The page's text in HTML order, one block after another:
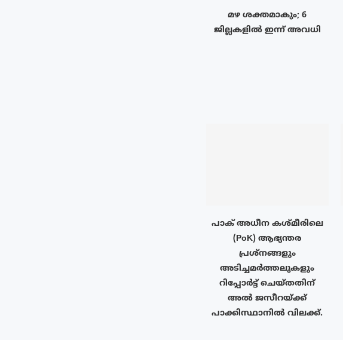
മഴ ശക്തമാകും; 6
ജില്ലകളിൽ ഇന്ന് അവധി
പാക് അധീന കശ്മീരിലെ
(PoK) ആഭ്യന്തര
പ്രശ്നങ്ങളും
അടിച്ചമർത്തലുകളും
റിപ്പോർട്ട് ചെയ്തതിന്
അൽ ജസീറയ്‌ക്ക്
പാക്കിസ്ഥാനിൽ വിലക്ക്.